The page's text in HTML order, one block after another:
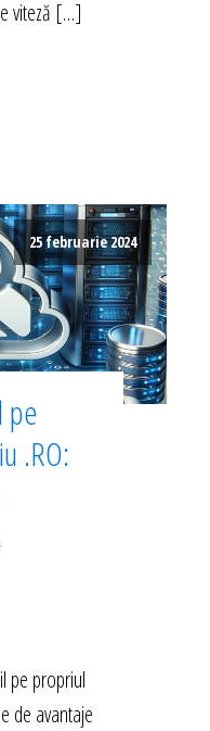
viteză […]
25 februarie 2024
pe
.RO:
pe propriul
de avantaje